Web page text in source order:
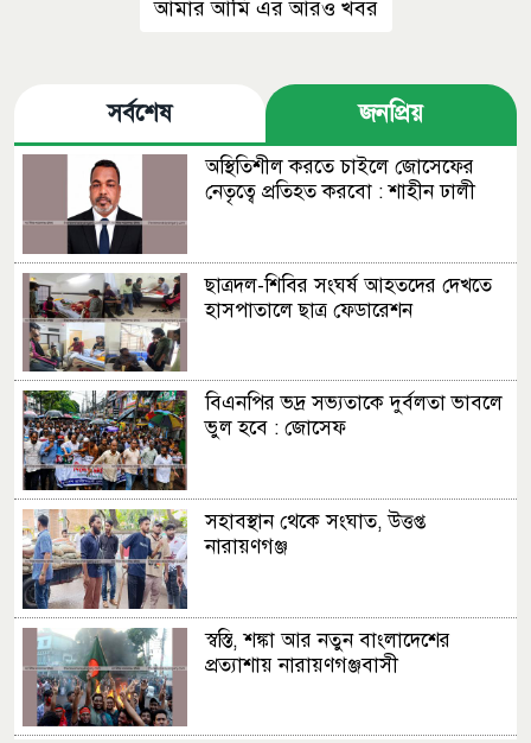
আমার আমি এর আরও খবর
সর্বশেষ জনপ্রিয়
অস্থিতিশীল করতে চাইলে জোসেফের
নেতৃত্বে প্রতিহত করবো : শাহীন ঢালী
ছাত্রদল-শিবির সংঘর্ষ আহতদের দেখতে
হাসপাতালে ছাত্র ফেডারেশন
বিএনপির ভদ্র সভ্যতাকে দুর্বলতা ভাবলে
ভুল হবে : জোসেফ
সহাবস্থান থেকে সংঘাত, উত্তপ্ত
নারায়ণগঞ্জ
স্বস্তি, শঙ্কা আর নতুন বাংলাদেশের
প্রত্যাশায় নারায়ণগঞ্জবাসী